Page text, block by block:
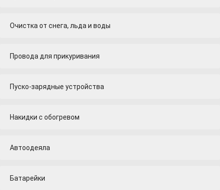
Очистка от снега, льда и воды
Провода для прикуривания
Пуско-зарядные устройства
Накидки с обогревом
Автоодеяла
Батарейки